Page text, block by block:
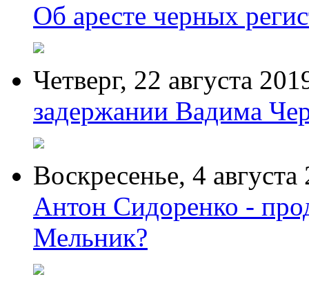
Об аресте черных
Четверг, 22 августа
задержании Вадима
Воскресенье, 4 августа
Антон Сидоренко -
Мельник?